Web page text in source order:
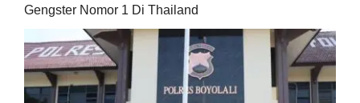
Gengster Nomor 1 Di Thailand